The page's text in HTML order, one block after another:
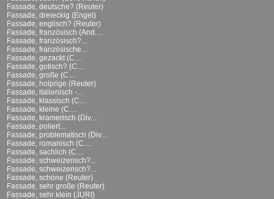
Fassade, deutsche? (Reuter)
Fassade, dreieckig (Engel)
Fassade, englisch? (Reuter)
Fassade, französisch (And....
Fassade, französisch?...
Fassade, französische...
Fassade, gezackt (C....
Fassade, gotisch? (C....
Fassade, große (C....
Fassade, holprige (Reuter)
Fassade, italienisch -...
Fassade, klassisch (C....
Fassade, kleine (C....
Fassade, kramerisch (Div....
Fassade, poliert...
Fassade, problematisch (Div....
Fassade, romanisch (C....
Fassade, sachlich (C....
Fassade, schweizerisch?...
Fassade, schweizerisch?...
Fassade, schöne (Reuter)
Fassade, sehr große (Reuter)
Fassade, sehr klein (JURI)